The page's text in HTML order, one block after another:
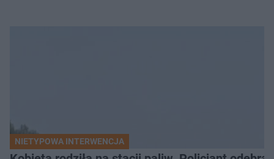
NIETYPOWA INTERWENCJA